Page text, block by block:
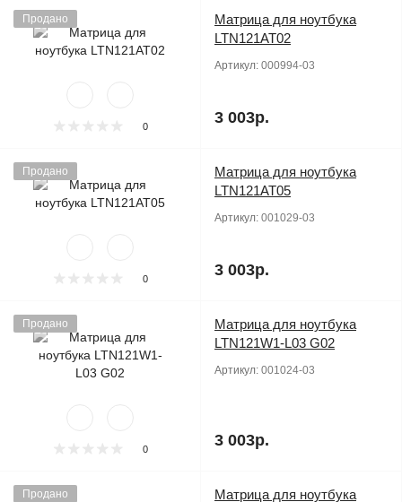
Продано
0
Матрица для ноутбука
LTN121AT02
Артикул: 000994-03
3 003р.
Продано
0
Матрица для ноутбука
LTN121AT05
Артикул: 001029-03
3 003р.
Продано
0
Матрица для ноутбука
LTN121W1-L03 G02
Артикул: 001024-03
3 003р.
Продано Матрица для ноутбука